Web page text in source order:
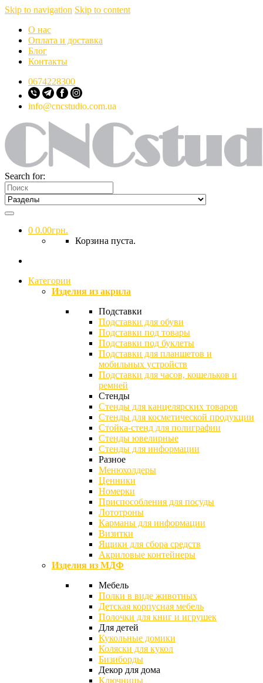
Skip to navigation Skip to content
О нас
Оплата и доставка
Блог
Контакты
0674228300
info@cncstudio.com.ua
Search for:
0 0.00грн.
Корзина пуста.
Категории
Изделия из акрила
Подставки
Подставки для обуви
Подставки под товары
Подставки под буклеты
Подставки для планшетов и
мобильных устройств
Подставки для часов, кошельков и
ремней
Стенды
Стенды для канцелярских товаров
Стенды для косметической продукции
Стойка-стенд для полиграфии
Стенды ювелирные
Стенды для информации
Разное
Менюхолдеры
Ценники
Номерки
Приспособления для посуды
Лототроны
Карманы для информации
Визитки
Ящики для сбора средств
Акриловые контейнеры
Изделия из МДФ
Мебель
Полки в виде животных
Детская корпусная мебель
Полочки для книг и игрушек
Для детей
Кукольные домики
Коляски для кукол
Бизиборды
Декор для дома
Ключницы